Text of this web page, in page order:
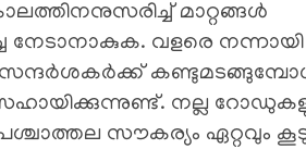
മാറ്റങ്ങൾ
വളരെ നന്നായി
സന്ദർശകർക്ക്
നല്ല
സൗകര്യം ഏറ്റവും